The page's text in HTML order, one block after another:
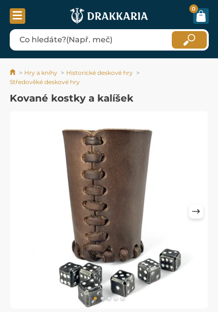
0
Hry a knihy
Historické deskové hry
Středověké deskové hry
Kované kostky a kalíšek